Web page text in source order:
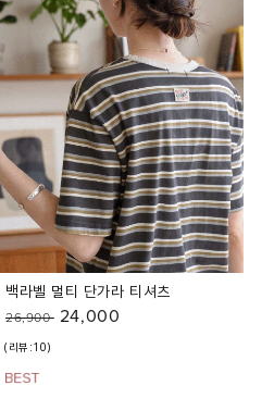
백라벨 멀티 단가라 티셔츠
26,900 24,000
(리뷰:10)